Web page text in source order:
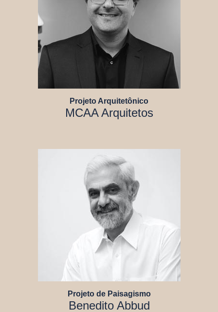
Projeto Arquitetônico
MCAA Arquitetos
Projeto de Paisagismo
Benedito Abbud